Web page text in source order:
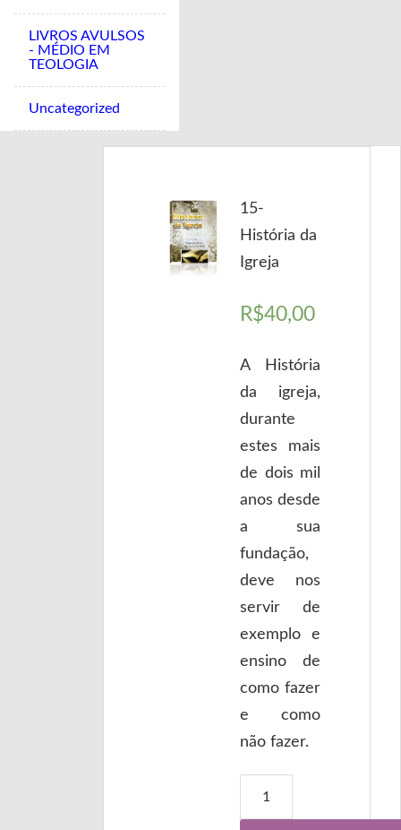
LIVROS AVULSOS
- MÉDIO EM
TEOLOGIA
Uncategorized
15-
História da
Igreja
R$40,00
A História
da igreja,
durante
estes mais
de dois mil
anos desde
a sua
fundação,
deve nos
servir de
exemplo e
ensino de
como fazer
e como
não fazer.